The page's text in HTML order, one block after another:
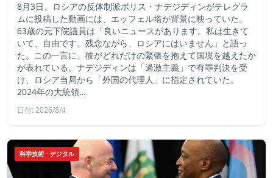
8月3日、ロシアの反体制派ボリス・ナデジディンがテレグラ
ムに投稿した動画には、エッフェル塔が背景に映っていた。
63歳の元下院議員は「良いニュースがあります。私は生きて
いて、自由です。残念ながら、ロシアにはいません」と語っ
た。この一言に、彼がどれだけの緊張を抱えて国境を越えたか
が表れている。ナデジディンは「過激主義」で有罪判決を受
け、ロシア当局から「外国の代理人」に指定されていた。
2024年の大統領…
日付: 2026/8/4
科学技術・デジタル